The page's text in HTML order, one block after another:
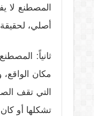
المصطنع لا
أصلي،
ثانياً:
مكان الواقع،
التي تقف
تشكلها أو